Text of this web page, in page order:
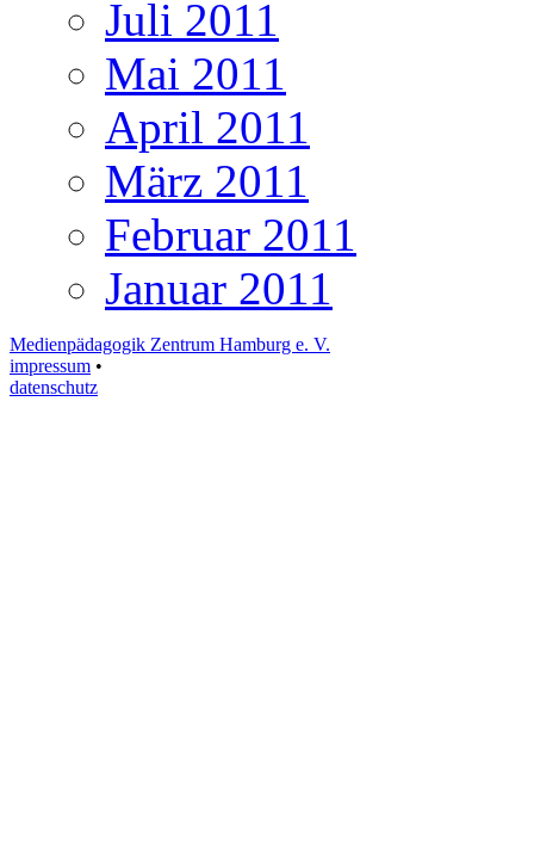
Juli 2011
Mai 2011
April 2011
März 2011
Februar 2011
Januar 2011
Medienpädagogik Zentrum Hamburg e. V.
impressum •
datenschutz